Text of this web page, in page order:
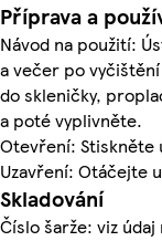
Příprava a
Návod na použití:
a večer po
do skleničky,
a poté vyplivněte.
Otevření: Stiskněte
Uzavření: Otáčejte
Skladování
Číslo šarže: viz